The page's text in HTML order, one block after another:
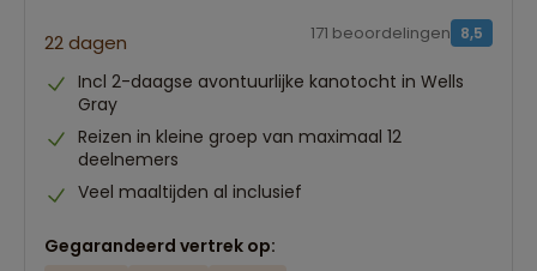
22 dagen 8,5
171 beoordelingen
Incl 2-daagse avontuurlijke kanotocht in Wells
Gray
Reizen in kleine groep van maximaal 12
deelnemers
Veel maaltijden al inclusief
Gegarandeerd vertrek op: